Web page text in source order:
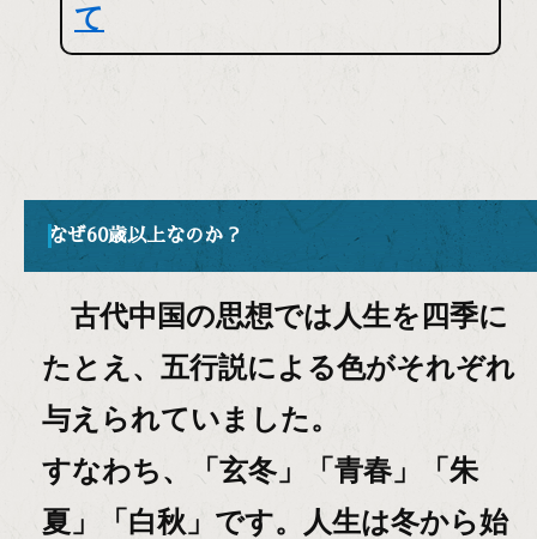
て
なぜ60歳以上なのか？
古代中国の思想では人生を四季に
たとえ、五行説による色がそれぞれ
与えられていました。
すなわち、「玄冬」「青春」「朱
夏」「白秋」です。人生は冬から始